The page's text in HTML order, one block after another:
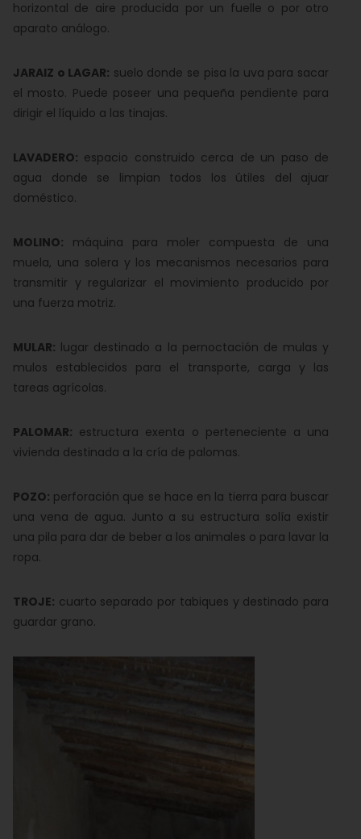
horizontal de aire producida por un fuelle o por otro
aparato análogo.
JARAIZ o LAGAR: suelo donde se pisa la uva para sacar
el mosto. Puede poseer una pequeña pendiente para
dirigir el líquido a las tinajas.
LAVADERO: espacio construido cerca de un paso de
agua donde se limpian todos los útiles del ajuar
doméstico.
MOLINO: máquina para moler compuesta de una
muela, una solera y los mecanismos necesarios para
transmitir y regularizar el movimiento producido por
una fuerza motriz.
MULAR: lugar destinado a la pernoctación de mulas y
mulos establecidos para el transporte, carga y las
tareas agrícolas.
PALOMAR: estructura exenta o perteneciente a una
vivienda destinada a la cría de palomas.
POZO: perforación que se hace en la tierra para buscar
una vena de agua. Junto a su estructura solía existir
una pila para dar de beber a los animales o para lavar la
ropa.
TROJE: cuarto separado por tabiques y destinado para
guardar grano.